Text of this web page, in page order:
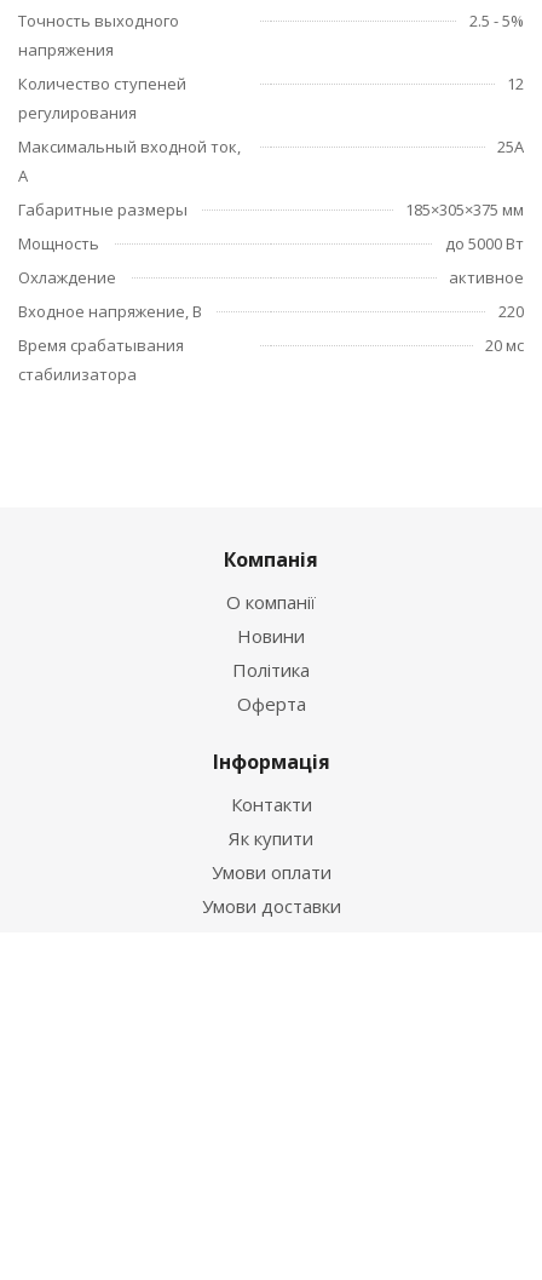
Точность выходного
напряжения
2.5 - 5%
Количество ступеней
регулирования
12
Максимальный входной ток,
А
25А
Габаритные размеры
185×305×375 мм
Мощность
до 5000 Вт
Охлаждение
активное
Входное напряжение, В
220
Время срабатывания
стабилизатора
20 мс
Компанія
О компанії
Новини
Політика
Оферта
Інформація
Контакти
Як купити
Умови оплати
Умови доставки